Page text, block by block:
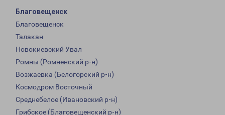
Благовещенск
Благовещенск
Талакан
Новокиевский Увал
Ромны (Ромненский р-н)
Возжаевка (Белогорский р-н)
Космодром Восточный
Среднебелое (Ивановский р-н)
Грибское (Благовещенский р-н)